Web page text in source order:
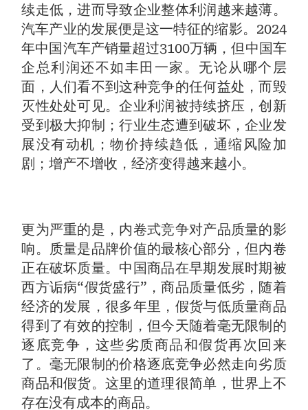
续走低，进而导致企业整体利润越来越薄。
汽车产业的发展便是这一特征的缩影。2024
年中国汽车产销量超过3100万辆，但中国车
企总利润还不如丰田一家。无论从哪个层
面，人们看不到这种竞争的任何益处，而毁
灭性处处可见。企业利润被持续挤压，创新
受到极大抑制；行业生态遭到破坏，企业发
展没有动机；物价持续趋低，通缩风险加
剧；增产不增收，经济变得越来越小。
更为严重的是，内卷式竞争对产品质量的影
响。质量是品牌价值的最核心部分，但内卷
正在破坏质量。中国商品在早期发展时期被
西方诟病“假货盛行”，商品质量低劣，随着
经济的发展，很多年里，假货与低质量商品
得到了有效的控制，但今天随着毫无限制的
逐底竞争，这些劣质商品和假货再次回来
了。毫无限制的价格逐底竞争必然走向劣质
商品和假货。这里的道理很简单，世界上不
存在没有成本的商品。